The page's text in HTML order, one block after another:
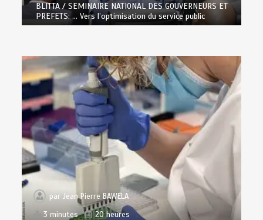
BLITTA / SEMINAIRE NATIONAL DES GOUVERNEURS ET
PREFETS: … Vers l’optimisation du service public
parJean Pierre BAWELA
3 minutes
20 heures